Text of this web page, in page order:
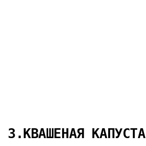
3.КВАШЕНАЯ КАПУСТА